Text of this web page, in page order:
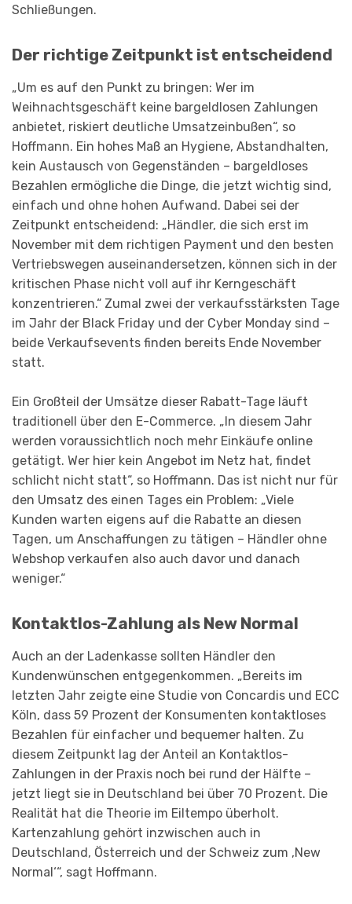
Schließungen.
Der richtige Zeitpunkt ist entscheidend
„Um es auf den Punkt zu bringen: Wer im
Weihnachtsgeschäft keine bargeldlosen Zahlungen
anbietet, riskiert deutliche Umsatzeinbußen“, so
Hoffmann. Ein hohes Maß an Hygiene, Abstandhalten,
kein Austausch von Gegenständen – bargeldloses
Bezahlen ermögliche die Dinge, die jetzt wichtig sind,
einfach und ohne hohen Aufwand. Dabei sei der
Zeitpunkt entscheidend: „Händler, die sich erst im
November mit dem richtigen Payment und den besten
Vertriebswegen auseinandersetzen, können sich in der
kritischen Phase nicht voll auf ihr Kerngeschäft
konzentrieren.“ Zumal zwei der verkaufsstärksten Tage
im Jahr der Black Friday und der Cyber Monday sind –
beide Verkaufsevents finden bereits Ende November
statt.
Ein Großteil der Umsätze dieser Rabatt-Tage läuft
traditionell über den E-Commerce. „In diesem Jahr
werden voraussichtlich noch mehr Einkäufe online
getätigt. Wer hier kein Angebot im Netz hat, findet
schlicht nicht statt“, so Hoffmann. Das ist nicht nur für
den Umsatz des einen Tages ein Problem: „Viele
Kunden warten eigens auf die Rabatte an diesen
Tagen, um Anschaffungen zu tätigen – Händler ohne
Webshop verkaufen also auch davor und danach
weniger.“
Kontaktlos-Zahlung als New Normal
Auch an der Ladenkasse sollten Händler den
Kundenwünschen entgegenkommen. „Bereits im
letzten Jahr zeigte eine Studie von Concardis und ECC
Köln, dass 59 Prozent der Konsumenten kontaktloses
Bezahlen für einfacher und bequemer halten. Zu
diesem Zeitpunkt lag der Anteil an Kontaktlos-
Zahlungen in der Praxis noch bei rund der Hälfte –
jetzt liegt sie in Deutschland bei über 70 Prozent. Die
Realität hat die Theorie im Eiltempo überholt.
Kartenzahlung gehört inzwischen auch in
Deutschland, Österreich und der Schweiz zum ‚New
Normal‘“, sagt Hoffmann.